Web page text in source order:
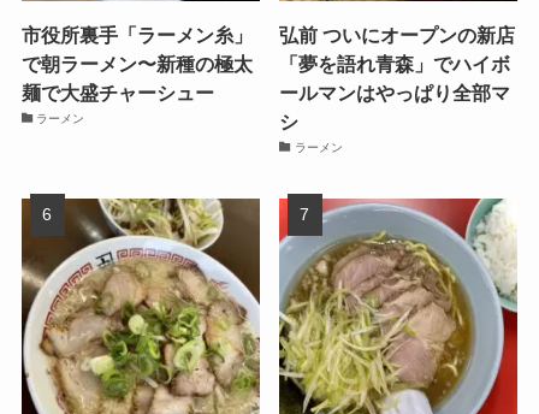
市役所裏手「ラーメン糸」
で朝ラーメン〜新種の極太
麺で大盛チャーシュー
ラーメン
弘前 ついにオープンの新店
「夢を語れ青森」でハイボ
ールマンはやっぱり全部マ
シ
ラーメン